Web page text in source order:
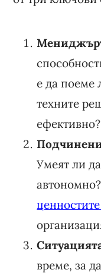
е да поеме
техните
ефективно?
Умеят ли
време, за